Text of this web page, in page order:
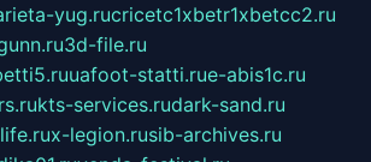
yug.rucricetc1xbetr1xbetcc2.ru
3d-file.ru
uafoot-statti.rue-abis1c.ru
kts-services.rudark-sand.ru
x-legion.rusib-archives.ru